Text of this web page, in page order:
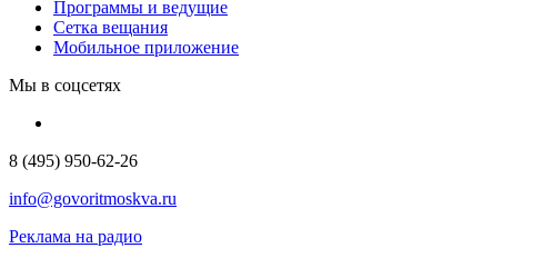
Программы и ведущие
Сетка вещания
Мобильное приложение
Мы в соцсетях
8 (495) 950-62-26
info@govoritmoskva.ru
Реклама на радио